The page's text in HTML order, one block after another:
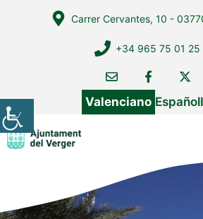
Carrer Cervantes, 10 -
+34 965 75 01 25
Valenciano Español